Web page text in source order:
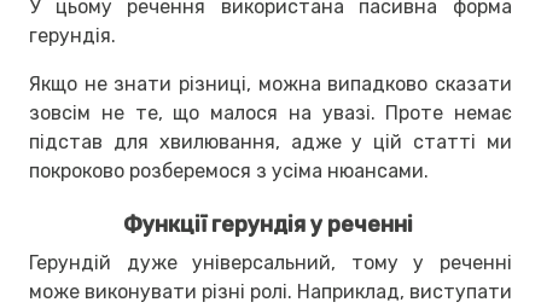
У цьому речення використана пасивна форма
герундія.
Якщо не знати різниці, можна випадково сказати
зовсім не те, що малося на увазі. Проте немає
підстав для хвилювання, адже у цій статті ми
покроково розберемося з усіма нюансами.
Функції герундія у реченні
Герундій дуже універсальний, тому у реченні
може виконувати різні ролі. Наприклад, виступати